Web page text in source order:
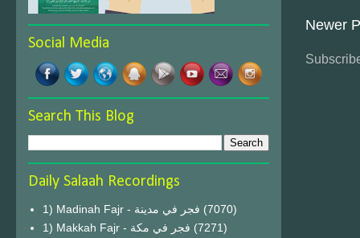
Newer
Social Media
Search This Blog
Daily Salaah Recordings
1) Madinah Fajr - فجر في مدينة (7070)
1) Makkah Fajr - فجر في مكة (7271)